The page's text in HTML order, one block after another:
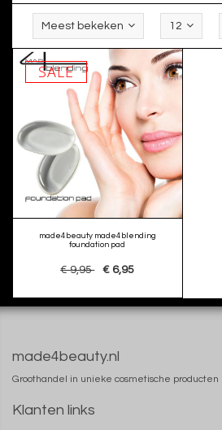
Meest bekeken 12
SALE
made4beauty made4blending
foundation pad
€ 9,95 € 6,95
made4beauty.nl
Groothandel in unieke cosmetische producten
Klanten links